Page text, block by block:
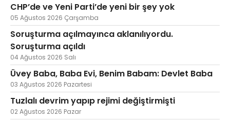
CHP’de ve Yeni Parti’de yeni bir şey yok
05 Ağustos 2026 Çarşamba
Soruşturma açılmayınca aklanılıyordu.
Soruşturma açıldı
04 Ağustos 2026 Salı
Üvey Baba, Baba Evi, Benim Babam: Devlet Baba
03 Ağustos 2026 Pazartesi
Tuzlalı devrim yapıp rejimi değiştirmişti
02 Ağustos 2026 Pazar